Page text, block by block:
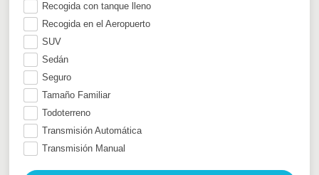
Recogida con tanque lleno
Recogida en el Aeropuerto
SUV
Sedán
Seguro
Tamaño Familiar
Todoterreno
Transmisión Automática
Transmisión Manual